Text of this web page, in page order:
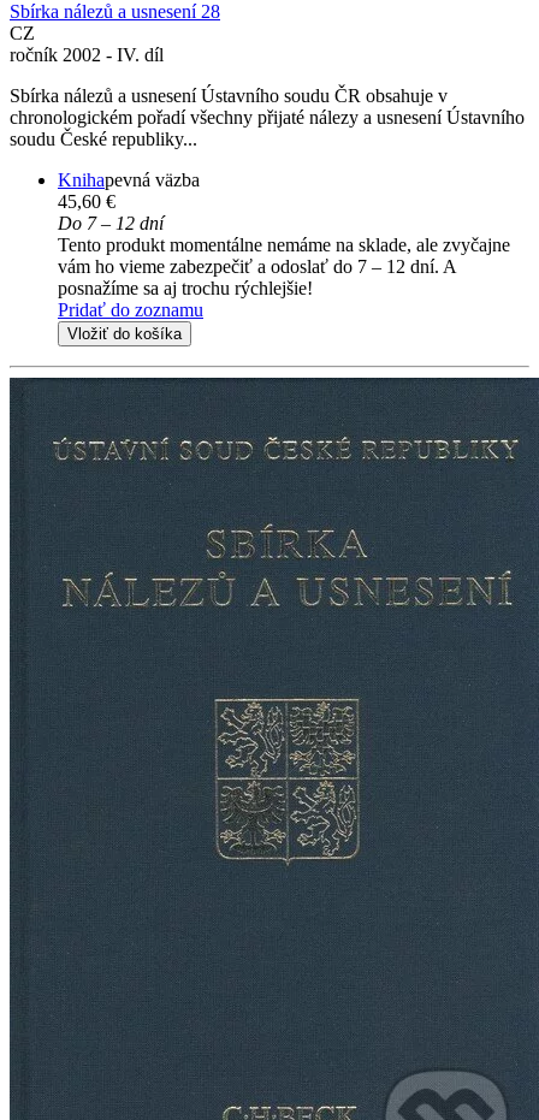
Sbírka nálezů a usnesení 28
CZ
ročník 2002 - IV. díl
Sbírka nálezů a usnesení Ústavního soudu ČR obsahuje v
chronologickém pořadí všechny přijaté nálezy a usnesení Ústavního
soudu České republiky...
Knihapevná väzba
45,60 €
Do 7 – 12 dní
Tento produkt momentálne nemáme na sklade, ale zvyčajne
vám ho vieme zabezpečiť a odoslať do 7 – 12 dní. A
posnažíme sa aj trochu rýchlejšie!
Pridať do zoznamu
Vložiť do košíka